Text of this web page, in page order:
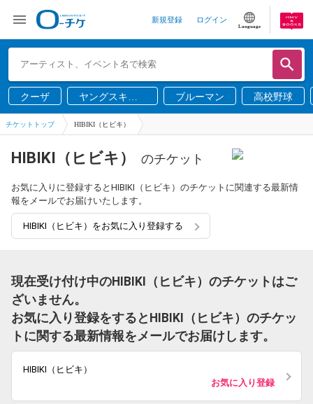
新規登録 ログイン
Language
クーザ
ヤングスキニ
ー
ブルーマン 高校野球
チケットトップ HIBIKI（ヒビキ）
HIBIKI（ヒビキ） のチケット
お気に入りに登録するとHIBIKI（ヒビキ）のチケットに関連する最新情
報をメールでお届けいたします。
HIBIKI（ヒビキ）をお気に入り登録する
現在受け付け中のHIBIKI（ヒビキ）のチケットはご
ざいません。
お気に入り登録をするとHIBIKI（ヒビキ）のチケッ
トに関する最新情報をメールでお届けします。
HIBIKI（ヒビキ）
お気に入り登録